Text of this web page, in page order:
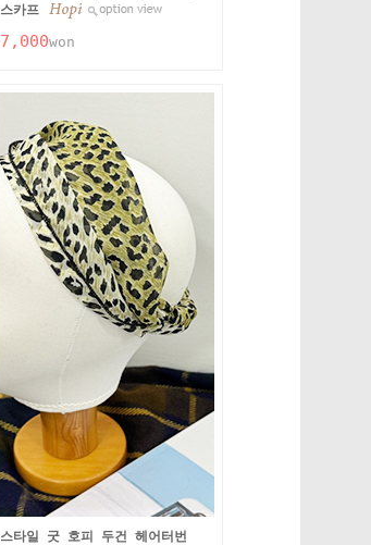
스카프
7,000won
스타일 굿 호피 두건 헤어터번